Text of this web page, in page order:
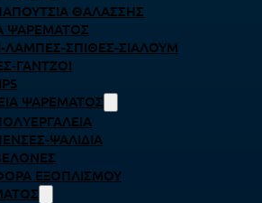
ΘΑΛΆΣΣΗΣ
ΨΑΡΈΜΑΤΟΣ
ΛΆΜΠΕΣ-ΣΠΊΘΕΣ-ΣΊΑΛΟΥΜ
ΓΆΝΤΖΟΙ
ΨΑΡΈΜΑΤΟΣ
ΨΑΛΊΔΙΑ
ΕΞΟΠΛΙΣΜΟΎ